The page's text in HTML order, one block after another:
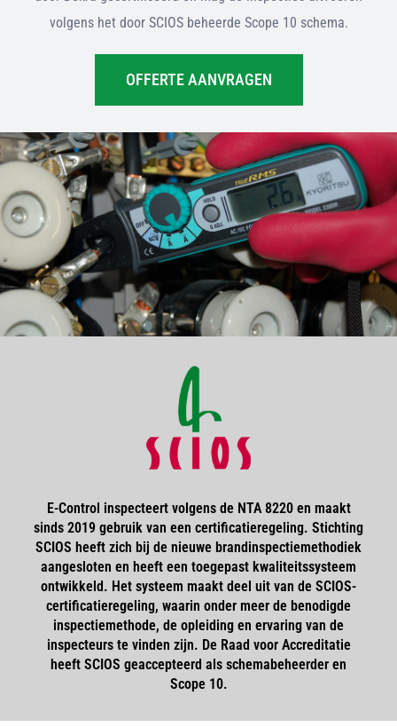
volgens het door SCIOS beheerde Scope 10 schema.
OFFERTE AANVRAGEN
E-Control inspecteert volgens de NTA 8220 en maakt
sinds 2019 gebruik van een certificatieregeling. Stichting
SCIOS heeft zich bij de nieuwe brandinspectiemethodiek
aangesloten en heeft een toegepast kwaliteitssysteem
ontwikkeld. Het systeem maakt deel uit van de SCIOS-
certificatieregeling, waarin onder meer de benodigde
inspectiemethode, de opleiding en ervaring van de
inspecteurs te vinden zijn. De Raad voor Accreditatie
heeft SCIOS geaccepteerd als schemabeheerder en
Scope 10.